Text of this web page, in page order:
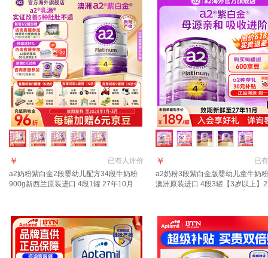
已有人评价
￥
a2奶粉紫白金2段婴幼儿配方34段牛奶粉
900g新西兰原装进口 4段1罐 27年10月
已有
￥
a2奶粉3段紫白金版婴幼儿童牛奶
澳洲原装进口 4段3罐【3岁以上】